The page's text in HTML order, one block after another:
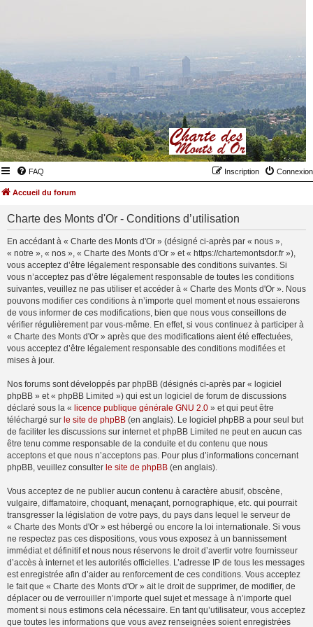
FAQ Connexion
Inscription
Accueil du forum
Charte des Monts d'Or - Conditions d’utilisation
En accédant à « Charte des Monts d'Or » (désigné ci-après par « nous »,
« notre », « nos », « Charte des Monts d'Or » et « https://chartemontsdor.fr »),
vous acceptez d’être légalement responsable des conditions suivantes. Si
vous n’acceptez pas d’être légalement responsable de toutes les conditions
suivantes, veuillez ne pas utiliser et accéder à « Charte des Monts d'Or ». Nous
pouvons modifier ces conditions à n’importe quel moment et nous essaierons
de vous informer de ces modifications, bien que nous vous conseillons de
vérifier régulièrement par vous-même. En effet, si vous continuez à participer à
« Charte des Monts d'Or » après que des modifications aient été effectuées,
vous acceptez d’être légalement responsable des conditions modifiées et
mises à jour.
Nos forums sont développés par phpBB (désignés ci-après par « logiciel
phpBB » et « phpBB Limited ») qui est un logiciel de forum de discussions
déclaré sous la « licence publique générale GNU 2.0 » et qui peut être
téléchargé sur le site de phpBB (en anglais). Le logiciel phpBB a pour seul but
de faciliter les discussions sur internet et phpBB Limited ne peut en aucun cas
être tenu comme responsable de la conduite et du contenu que nous
acceptons et que nous n’acceptons pas. Pour plus d’informations concernant
phpBB, veuillez consulter le site de phpBB (en anglais).
Vous acceptez de ne publier aucun contenu à caractère abusif, obscène,
vulgaire, diffamatoire, choquant, menaçant, pornographique, etc. qui pourrait
transgresser la législation de votre pays, du pays dans lequel le serveur de
« Charte des Monts d'Or » est hébergé ou encore la loi internationale. Si vous
ne respectez pas ces dispositions, vous vous exposez à un bannissement
immédiat et définitif et nous nous réservons le droit d’avertir votre fournisseur
d’accès à internet et les autorités officielles. L’adresse IP de tous les messages
est enregistrée afin d’aider au renforcement de ces conditions. Vous acceptez
le fait que « Charte des Monts d'Or » ait le droit de supprimer, de modifier, de
déplacer ou de verrouiller n’importe quel sujet et message à n’importe quel
moment si nous estimons cela nécessaire. En tant qu’utilisateur, vous acceptez
que toutes les informations que vous avez renseignées soient enregistrées